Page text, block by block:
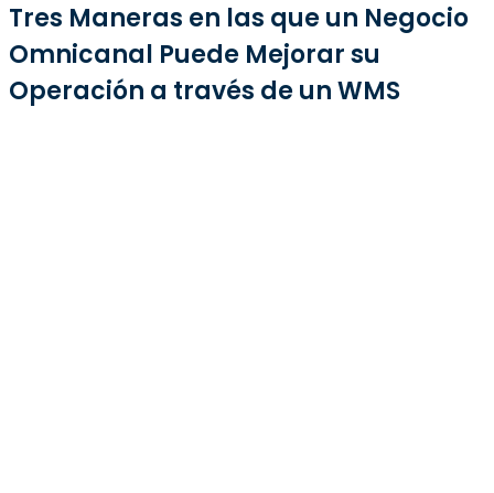
Tres Maneras en las que un Negocio
Omnicanal Puede Mejorar su
Operación a través de un WMS